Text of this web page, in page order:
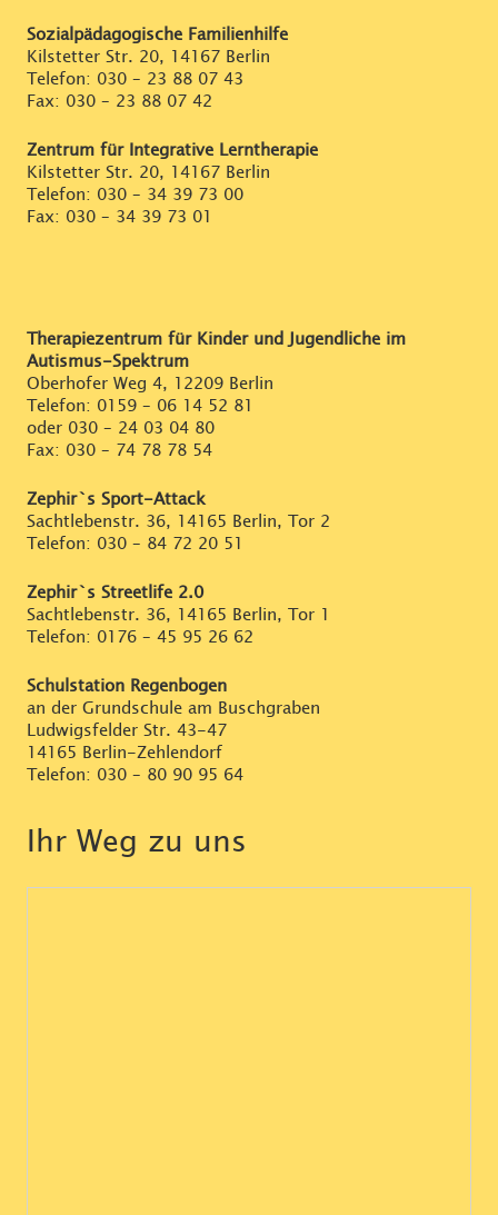
Sozialpädagogische Familienhilfe
Kilstetter Str. 20, 14167 Berlin
Telefon: 030 – 23 88 07 43
Fax: 030 – 23 88 07 42
Zentrum für Integrative Lerntherapie
Kilstetter Str. 20, 14167 Berlin
Telefon: 030 – 34 39 73 00
Fax: 030 – 34 39 73 01
Therapiezentrum für Kinder und Jugendliche im
Autismus-Spektrum
Oberhofer Weg 4, 12209 Berlin
Telefon: 0159 – 06 14 52 81
oder 030 – 24 03 04 80
Fax: 030 – 74 78 78 54
Zephir`s Sport-Attack
Sachtlebenstr. 36, 14165 Berlin, Tor 2
Telefon: 030 – 84 72 20 51
Zephir`s Streetlife 2.0
Sachtlebenstr. 36, 14165 Berlin, Tor 1
Telefon: 0176 – 45 95 26 62
Schulstation Regenbogen
an der Grundschule am Buschgraben
Ludwigsfelder Str. 43-47
14165 Berlin-Zehlendorf
Telefon: 030 – 80 90 95 64
Ihr Weg zu uns